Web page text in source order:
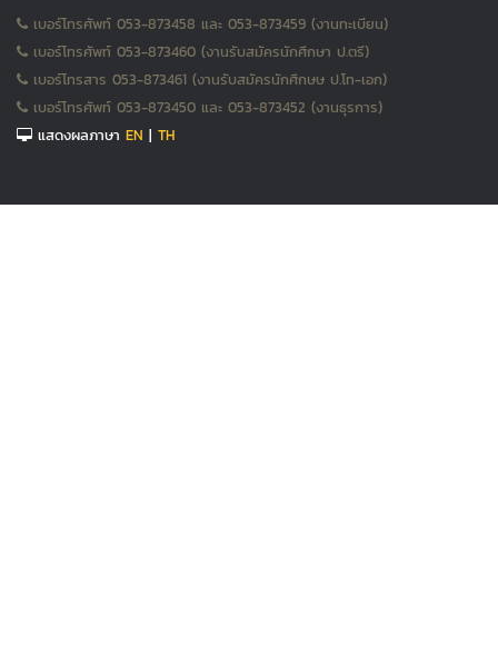
เบอร์โทรศัพท์ 053-873458 และ 053-873459 (งานทะเบียน)
เบอร์โทรศัพท์ 053-873460 (งานรับสมัครนักศึกษา ป.ตรี)
เบอร์โทรสาร 053-873461 (งานรับสมัครนักศึกษษ ป.โท-เอก)
เบอร์โทรศัพท์ 053-873450 และ 053-873452 (งานธุรการ)
แสดงผลภาษา EN | TH